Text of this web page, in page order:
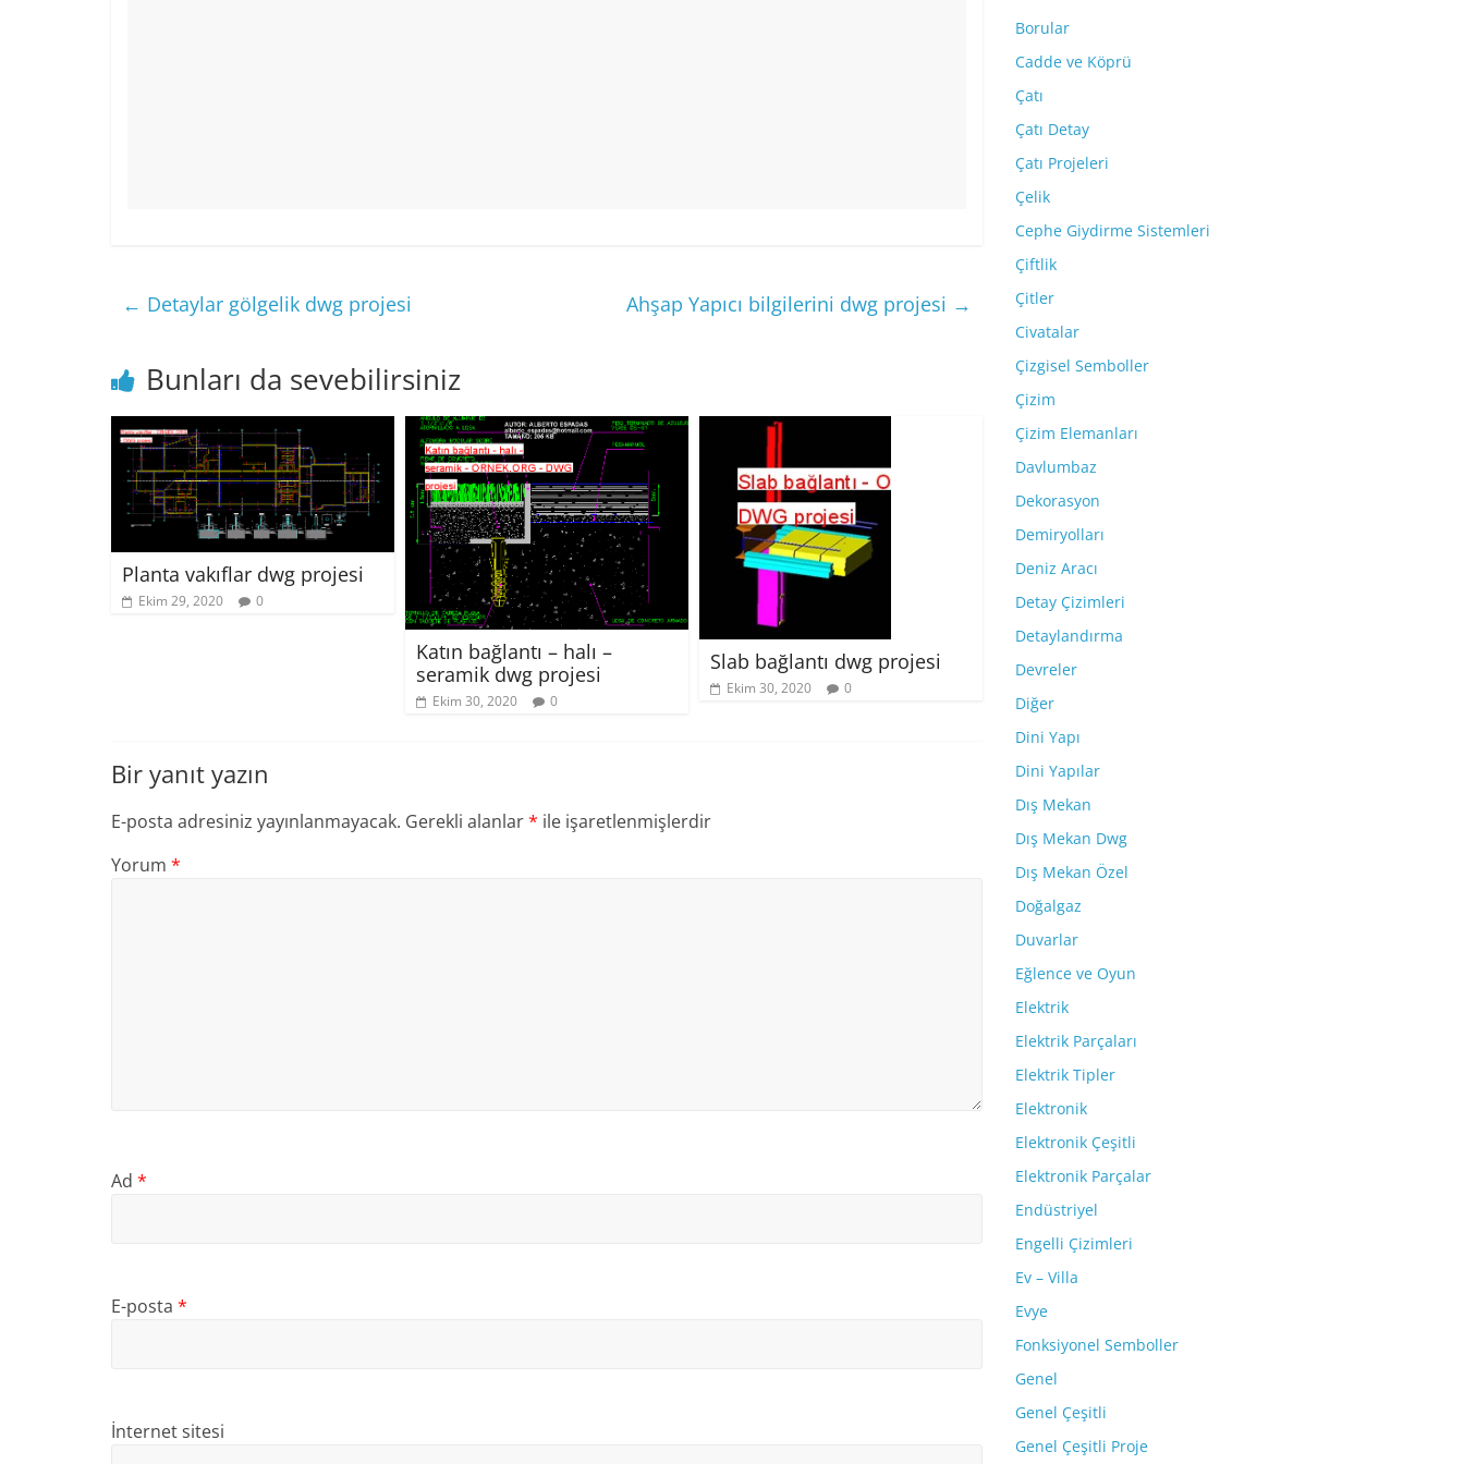
← Detaylar gölgelik dwg projesi Ahşap Yapıcı bilgilerini dwg projesi →
Bunları da sevebilirsiniz
Planta vakıflar dwg projesi
Ekim 29, 2020 0
Katın bağlantı – halı –
seramik dwg projesi
Ekim 30, 2020 0
Slab bağlantı dwg projesi
Ekim 30, 2020 0
Bir yanıt yazın
E-posta adresiniz yayınlanmayacak. Gerekli alanlar* ile işaretlenmişlerdir
Yorum *
Ad *
E-posta *
İnternet sitesi
Borular
Cadde ve Köprü
Çatı
Çatı Detay
Çatı Projeleri
Çelik
Cephe Giydirme Sistemleri
Çiftlik
Çitler
Civatalar
Çizgisel Semboller
Çizim
Çizim Elemanları
Davlumbaz
Dekorasyon
Demiryolları
Deniz Aracı
Detay Çizimleri
Detaylandırma
Devreler
Diğer
Dini Yapı
Dini Yapılar
Dış Mekan
Dış Mekan Dwg
Dış Mekan Özel
Doğalgaz
Duvarlar
Eğlence ve Oyun
Elektrik
Elektrik Parçaları
Elektrik Tipler
Elektronik
Elektronik Çeşitli
Elektronik Parçalar
Endüstriyel
Engelli Çizimleri
Ev – Villa
Evye
Fonksiyonel Semboller
Genel
Genel Çeşitli
Genel Çeşitli Proje